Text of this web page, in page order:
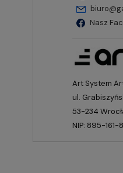
Nasz
Art System
ul.
53-234
NIP: 895-